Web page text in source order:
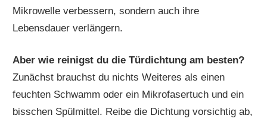
Mikrowelle verbessern, sondern auch ihre
Lebensdauer verlängern.
Aber wie reinigst du die Türdichtung am besten?
Zunächst brauchst du nichts Weiteres als einen
feuchten Schwamm oder ein Mikrofasertuch und ein
bisschen Spülmittel. Reibe die Dichtung vorsichtig ab,